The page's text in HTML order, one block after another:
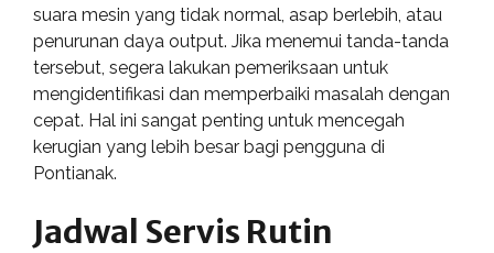
suara mesin yang tidak normal, asap berlebih, atau
penurunan daya output. Jika menemui tanda-tanda
tersebut, segera lakukan pemeriksaan untuk
mengidentifikasi dan memperbaiki masalah dengan
cepat. Hal ini sangat penting untuk mencegah
kerugian yang lebih besar bagi pengguna di
Pontianak.
Jadwal Servis Rutin